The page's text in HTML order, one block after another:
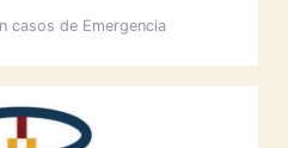
casos de Emergencia